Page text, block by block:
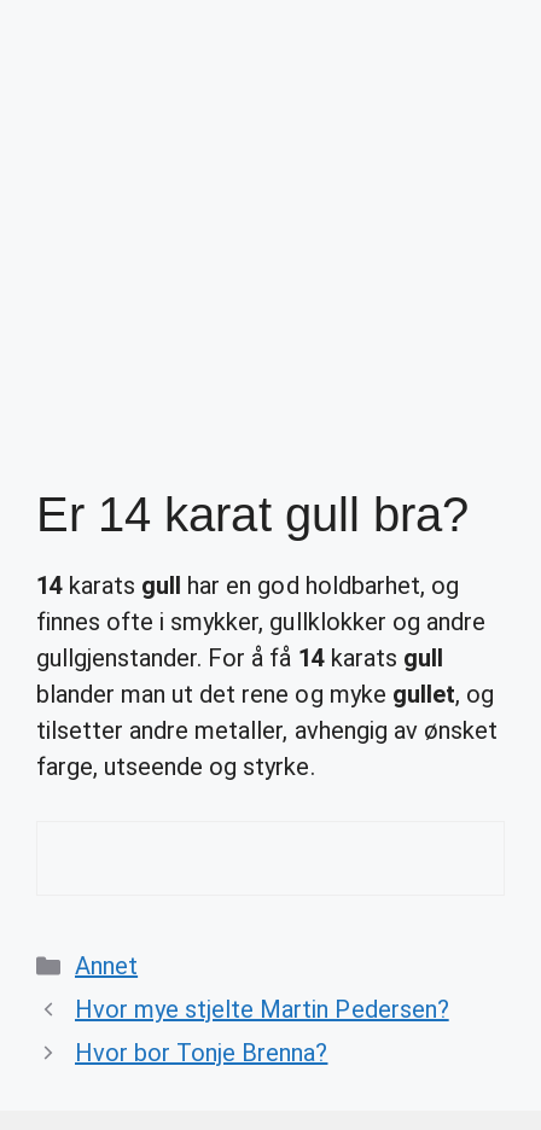
Er 14 karat gull bra?
14 karats gull har en god holdbarhet, og
finnes ofte i smykker, gullklokker og andre
gullgjenstander. For å få 14karats gull
blander man ut det rene og myke gullet, og
tilsetter andre metaller, avhengig av ønsket
farge, utseende og styrke.
Categories
Annet
Hvor mye stjelte Martin Pedersen?
Hvor bor Tonje Brenna?